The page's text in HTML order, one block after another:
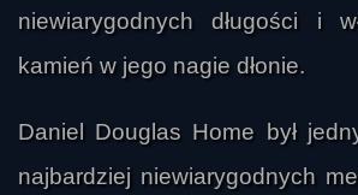
niewiarygodnych długości i
kamień w jego nagie dłonie.
Daniel Douglas Home był
najbardziej niewiarygodnych